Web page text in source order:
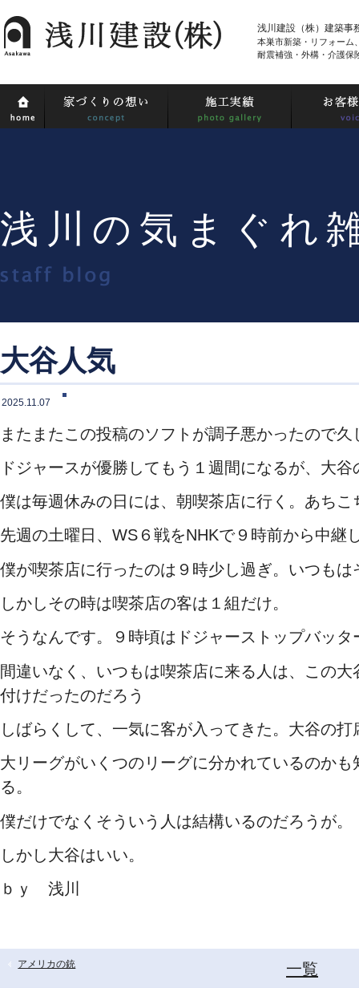
浅川建設（株）建築事
本巣市新築・リフォーム
耐震補強・外構・介護保
浅川の気まぐれ
大谷人気
2025.11.07
またまたこの投稿のソフトが調子悪かったので久
ドジャースが優勝してもう１週間になるが、大
僕は毎週休みの日には、朝喫茶店に行く。あちこ
先週の土曜日、WS６戦をNHKで９時前から中継
僕が喫茶店に行ったのは９時少し過ぎ。いつも
しかしその時は喫茶店の客は１組だけ。
そうなんです。９時頃はドジャーストップバッ
間違いなく、いつもは喫茶店に来る人は、この
付けだったのだろう
しばらくして、一気に客が入ってきた。大谷の
大リーグがいくつのリーグに分かれているのか
る。
僕だけでなくそういう人は結構いるのだろうが。
しかし大谷はいい。
ｂｙ 浅川
アメリカの銃 一覧